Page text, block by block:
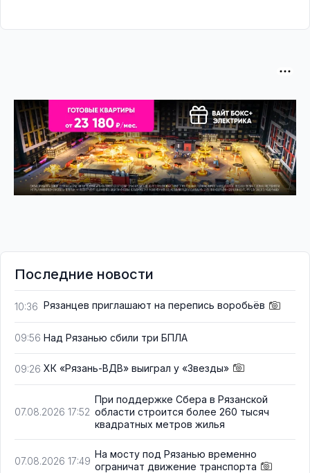
Последние новости
10:36 Рязанцев приглашают на перепись воробьёв
09:56 Над Рязанью сбили три БПЛА
09:26 ХК «Рязань-ВДВ» выиграл у «Звезды»
07.08.2026 17:52
При поддержке Сбера в Рязанской
области строится более 260 тысяч
квадратных метров жилья
07.08.2026 17:49
На мосту под Рязанью временно
ограничат движение транспорта